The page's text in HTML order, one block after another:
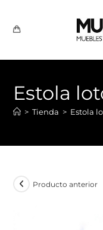
Estola
> Tienda > Estola
Producto anterior